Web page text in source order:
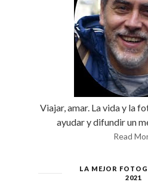
Viajar, amar. La vida y la
ayudar y difundir un
Read
LA MEJOR
2021